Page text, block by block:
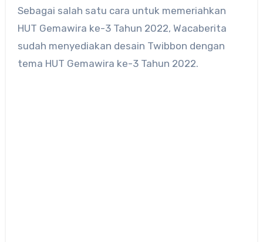
Sebagai salah satu cara untuk memeriahkan
HUT Gemawira ke-3 Tahun 2022, Wacaberita
sudah menyediakan desain Twibbon dengan
tema HUT Gemawira ke-3 Tahun 2022.